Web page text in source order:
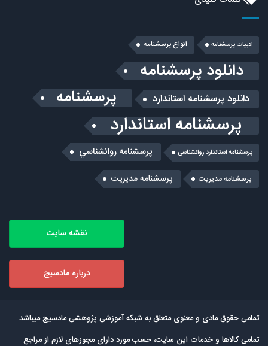
ادبیات پرسشنامه انواع پرسشنامه
دانلود پرسشنامه
دانلود پرسشنامه استاندارد پرسشنامه
پرسشنامه استاندارد
پرسشنامه استاندارد روانشناسی پرسشنامه روانشناسي
پرسشنامه مديريت پرسشنامه مدیریت
نقشه سایت
درباره مادسیج
تمامی حقوق مادی و معنوی متعلق به شبکه آموزشی پژوهشی مادسیج میباشد
تمامی كالاها و خدمات این سایت، حسب مورد دارای مجوزهای لازم از مراجع